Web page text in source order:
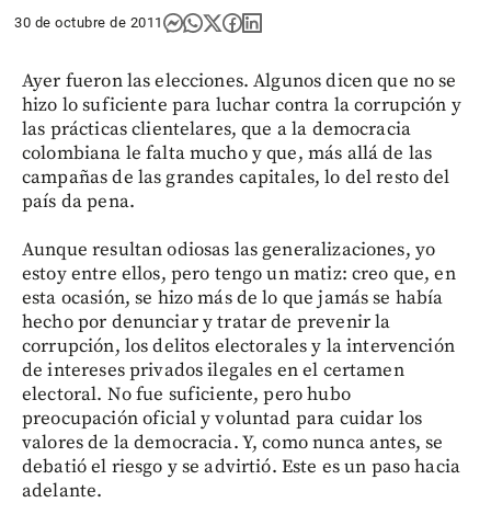
30 de octubre de 2011
Ayer fueron las elecciones. Algunos dicen que no se
hizo lo suficiente para luchar contra la corrupción y
las prácticas clientelares, que a la democracia
colombiana le falta mucho y que, más allá de las
campañas de las grandes capitales, lo del resto del
país da pena.
Aunque resultan odiosas las generalizaciones, yo
estoy entre ellos, pero tengo un matiz: creo que, en
esta ocasión, se hizo más de lo que jamás se había
hecho por denunciar y tratar de prevenir la
corrupción, los delitos electorales y la intervención
de intereses privados ilegales en el certamen
electoral. No fue suficiente, pero hubo
preocupación oficial y voluntad para cuidar los
valores de la democracia. Y, como nunca antes, se
debatió el riesgo y se advirtió. Este es un paso hacia
adelante.